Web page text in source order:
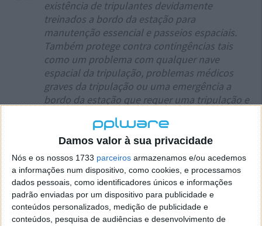
Damos valor à sua privacidade
Nós e os nossos 1733 parceiros armazenamos e/ou acedemos
a informações num dispositivo, como cookies, e processamos
dados pessoais, como identificadores únicos e informações
padrão enviadas por um dispositivo para publicidade e
conteúdos personalizados, medição de publicidade e
conteúdos, pesquisa de audiências e desenvolvimento de
existência de tripulantes devidamente
treinados a bordo da estação para
manutenção essencial e passeios espaciais.
Também protege contra contingências tais
como um problema com qualquer nave
espacial da tripulação, problemas médicos
graves da tripulação ou uma emergência a
bordo da estação que requer uma tripulação e
Terra mais cedo do que o planeado.
Esclareceu a NASA, numa declaração ao
The New
York Times, explicando que o acordo garantirá que os
segmentos operados pelos EUA e aqueles
assegurados pela Rússia da ISS nunca ficarão sem
tripulação em caso de emergências, como voos
cancelados.